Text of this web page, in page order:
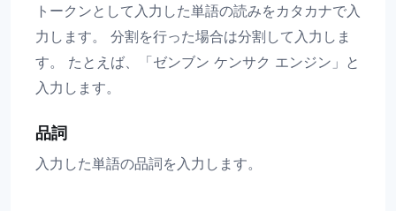
トークンとして入力した単語の読みをカタカナで入
力します。 分割を行った場合は分割して入力しま
す。 たとえば、「ゼンブン ケンサク エンジン」と
入力します。
品詞
入力した単語の品詞を入力します。